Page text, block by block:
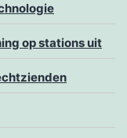
op stations uit